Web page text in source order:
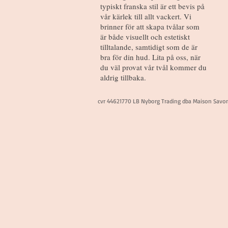
typiskt franska stil är ett bevis på
vår kärlek till allt vackert. Vi
brinner för att skapa tvålar som
är både visuellt och estetiskt
tilltalande, samtidigt som de är
bra för din hud. Lita på oss, när
du väl provat vår tvål kommer du
aldrig tillbaka.
cvr 44621770 LB Nyborg Trading dba Maison